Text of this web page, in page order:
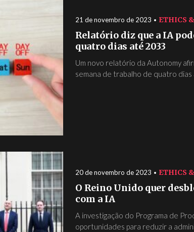
21 de novembro de 2023 ETHICS
Relatório diz que a IA
quatro dias até 2033
Um novo relatório da Autonomy
semana de trabalho de quatro
20 de novembro de 2023 ETHICS
O Reino Unido quer
com a IA
A investigação do Programa de
oportunidades para reduzir a